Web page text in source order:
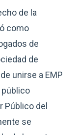
de la
como
de
de
unirse a EMP
público
Público del
se